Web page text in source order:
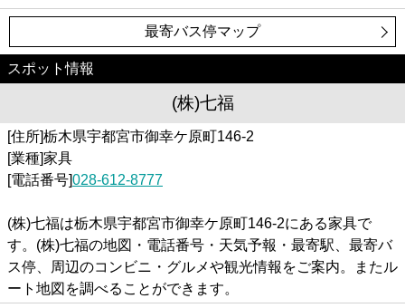
最寄バス停マップ
スポット情報
(株)七福
[住所]栃木県宇都宮市御幸ケ原町146-2
[業種]家具
[電話番号]028-612-8777
(株)七福は栃木県宇都宮市御幸ケ原町146-2にある家具で
す。(株)七福の地図・電話番号・天気予報・最寄駅、最寄バ
ス停、周辺のコンビニ・グルメや観光情報をご案内。またル
ート地図を調べることができます。